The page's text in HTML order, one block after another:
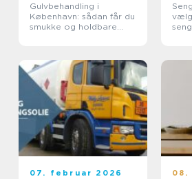
Gulvbehandling i
København: sådan får du
smukke og holdbare
seng
07. februar 2026 08.